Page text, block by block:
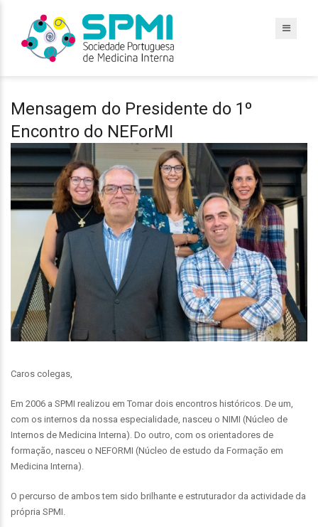
Mensagem do Presidente do 1º
Encontro do NEForMI
Caros colegas,
Em 2006 a SPMI realizou em Tomar dois encontros históricos. De um,
com os internos da nossa especialidade, nasceu o NIMI (Núcleo de
Internos de Medicina Interna). Do outro, com os orientadores de
formação, nasceu o NEFORMI (Núcleo de estudo da Formação em
Medicina Interna).
O percurso de ambos tem sido brilhante e estruturador da actividade da
própria SPMI.